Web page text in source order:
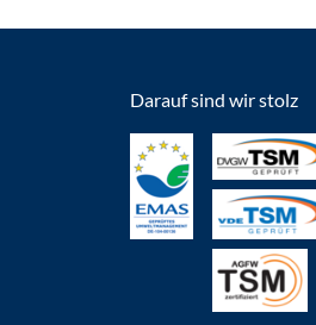
Darauf sind wir stolz